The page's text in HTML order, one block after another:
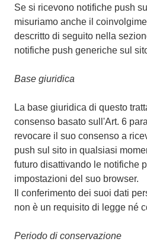
Se si ricevono notifiche push
misuriamo anche il
descritto di seguito nella
notifiche push generiche sul
Base giuridica
La base giuridica di questo
consenso basato sull'Art. 6
revocare il suo consenso a
push sul sito in qualsiasi
futuro disattivando le notifiche
impostazioni del suo browser.
Il conferimento dei suoi dati
non è un requisito di legge né
Periodo di conservazione